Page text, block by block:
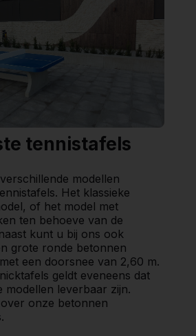
tennistafels
modellen
Het klassieke
of het model met
ten behoeve van de
kunt u bij ons ook
grote ronde betonnen
een doorsnee van 2,60 m.
geldt eveneens dat
modellen leverbaar zijn.
onze betonnen